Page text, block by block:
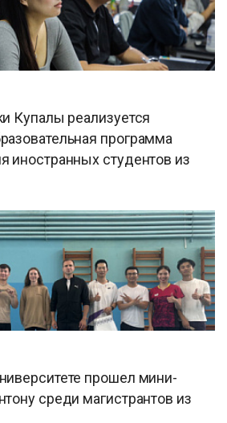
Купалы реализуется
программа
иностранных студентов из
прошел мини-
среди магистрантов из